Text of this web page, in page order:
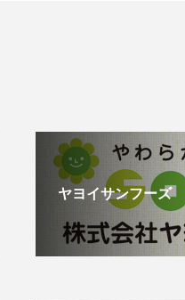
ヤヨイサンフーズ